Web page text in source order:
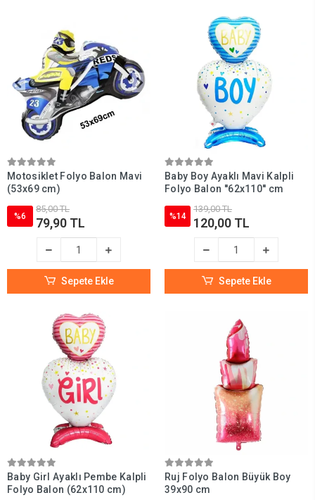
Motosiklet Folyo Balon Mavi
(53x69 cm)
%6
85,00 TL
79,90 TL
Sepete Ekle
Baby Boy Ayaklı Mavi Kalpli
Folyo Balon ''62x110'' cm
%14
139,00 TL
120,00 TL
Sepete Ekle
Baby Girl Ayaklı Pembe Kalpli
Folyo Balon (62x110 cm)
Ruj Folyo Balon Büyük Boy
39x90 cm